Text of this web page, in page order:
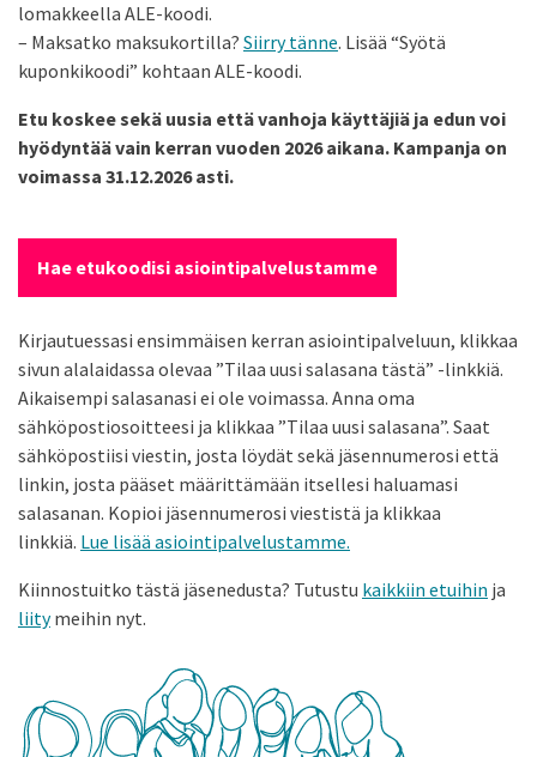
lomakkeella ALE-koodi.
– Maksatko maksukortilla? Siirry tänne. Lisää “Syötä
kuponkikoodi” kohtaan ALE-koodi.
Etu koskee sekä uusia että vanhoja käyttäjiä ja edun voi
hyödyntää vain kerran vuoden 2026 aikana. Kampanja on
voimassa 31.12.2026 asti.
Hae etukoodisi asiointipalvelustamme
Kirjautuessasi ensimmäisen kerran asiointipalveluun, klikkaa
sivun alalaidassa olevaa ”Tilaa uusi salasana tästä” -linkkiä.
Aikaisempi salasanasi ei ole voimassa. Anna oma
sähköpostiosoitteesi ja klikkaa ”Tilaa uusi salasana”. Saat
sähköpostiisi viestin, josta löydät sekä jäsennumerosi että
linkin, josta pääset määrittämään itsellesi haluamasi
salasanan. Kopioi jäsennumerosi viestistä ja klikkaa
linkkiä. Lue lisää asiointipalvelustamme.
Kiinnostuitko tästä jäsenedusta? Tutustu kaikkiin etuihin ja
liitymeihin nyt.